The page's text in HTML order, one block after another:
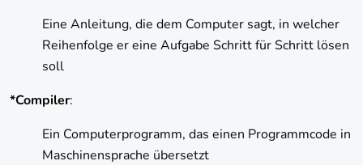
Eine Anleitung, die dem Computer sagt, in welcher
Reihenfolge er eine Aufgabe Schritt für Schritt lösen
soll
*Compiler:
Ein Computerprogramm, das einen Programmcode in
Maschinensprache übersetzt